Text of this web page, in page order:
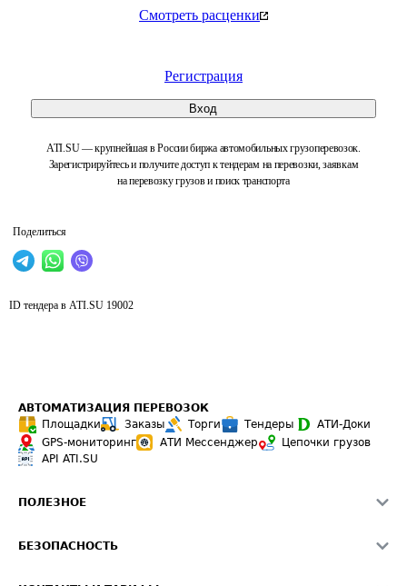
Смотреть расценки
Регистрация
Вход
ATI.SU — крупнейшая в России биржа автомобильных грузоперевозок.
Зарегистрируйтесь и получите доступ к тендерам на перевозки, заявкам
на перевозку грузов и поиск транспорта
Поделиться
ID тендера в ATI.SU 19002
АВТОМАТИЗАЦИЯ ПЕРЕВОЗОК
Площадки
Заказы Торги Тендеры
АТИ-Доки
GPS-мониторинг
АТИ Мессенджер
Цепочки грузов
API ATI.SU
ПОЛЕЗНОЕ
Звезды ATI.SU на вашем сайте
БЕЗОПАСНОСТЬ